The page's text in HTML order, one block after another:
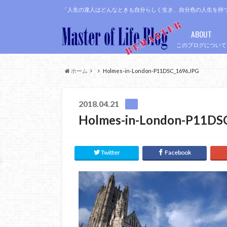
「人生の達人はどんなときも自分らしく生き、自分色の人生を持
このブログについて
ABOUT
ホーム Holmes-in-London-P11DSC_1696.JPG
2018.04.21
Holmes-in-London-
Twitter Facebook